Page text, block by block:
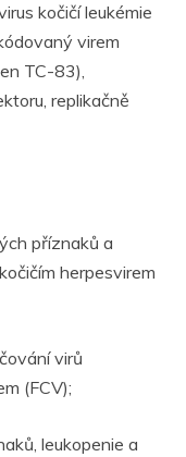
kočičí leukémie
virem
TC-83),
replikačně
příznaků a
herpesvirem
virů
(FCV);
leukopenie a